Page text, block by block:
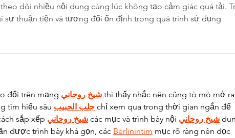
dõi nhiều nội dung cùng lúc không tạo cảm giác quá tải.
sự thuận tiện và tương đối ổn định trong quá trình sử dụng
đổi trên mạng شيخ روحاني thì thấy nhắc nên cũng tò mò mở ra
tìm hiểu sâu جلب الحبيب chỉ xem qua trong thời gian ngắn để
sắp xếp شيخ روحاني các mục và trình bày nội شيخ روحاني
được trình bày khá gọn, các Berlinintim mục rõ ràng nên đọc